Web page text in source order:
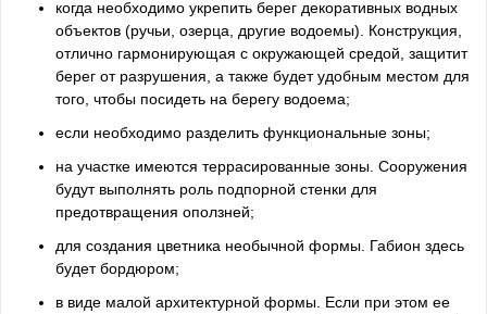
когда необходимо укрепить берег декоративных водных
объектов (ручьи, озерца, другие водоемы). Конструкция,
отлично гармонирующая с окружающей средой, защитит
берег от разрушения, а также будет удобным местом для
того, чтобы посидеть на берегу водоема;
если необходимо разделить функциональные зоны;
на участке имеются террасированные зоны. Сооружения
будут выполнять роль подпорной стенки для
предотвращения оползней;
для создания цветника необычной формы. Габион здесь
будет бордюром;
в виде малой архитектурной формы. Если при этом ее